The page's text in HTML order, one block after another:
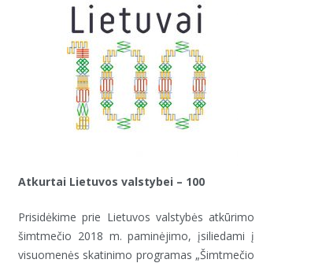
Atkurtai Lietuvos valstybei – 100
Prisidėkime prie Lietuvos valstybės atkūrimo
šimtmečio 2018 m. paminėjimo, įsiliedami į
visuomenės skatinimo programas „Šimtmečio